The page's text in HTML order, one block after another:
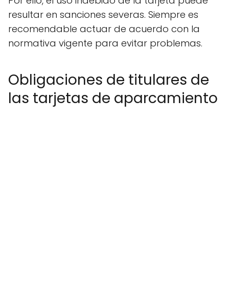
resultar en sanciones severas. Siempre es
recomendable actuar de acuerdo con la
normativa vigente para evitar problemas.
Obligaciones de titulares de
las tarjetas de aparcamiento